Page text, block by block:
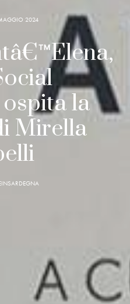
2024
la
Mirella